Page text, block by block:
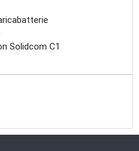
Solidcom C1